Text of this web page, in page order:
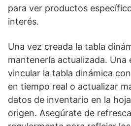
para ver productos
interés.
Una vez creada la tabla
mantenerla actualizada. Una
vincular la tabla dinámica
en tiempo real o actualizar
datos de inventario en la
origen. Asegúrate de